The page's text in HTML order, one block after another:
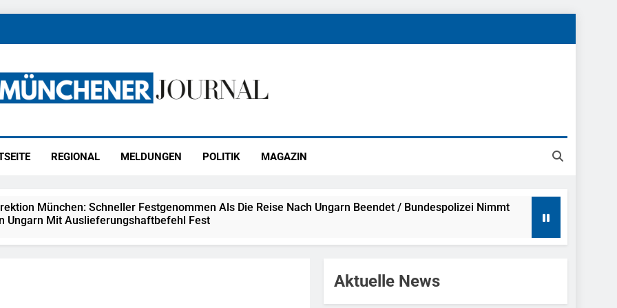
REGIONAL MELDUNGEN POLITIK MAGAZIN
München: Schneller Festgenommen Als Die Reise Nach Ungarn Beendet / Bundespolizei Nimmt
Ungarn Mit Auslieferungshaftbefehl Fest
Aktuelle News